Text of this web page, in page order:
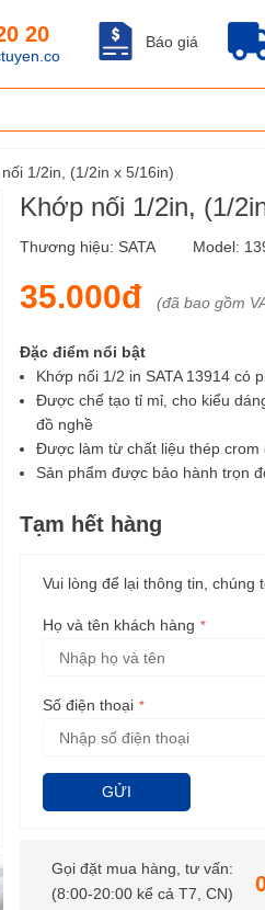
Báo giá
20
1/2in, (1/2in x 5/16in)
Khớp nối 1/2in, (1/
Thương hiệu: SATA Model:
35.000đ (đã bao gồm
Đặc điểm nổi bật
Khớp nối 1/2 in SATA 13914 có
Được chế tạo tỉ mỉ, cho kiểu
đồ nghề
Được làm từ chất liệu thép
Sản phẩm được bảo hành trọn
Tạm hết hàng
Vui lòng để lại thông tin, chúng
Họ và tên khách hàng
Số điện thoại
GỬI
Gọi đặt mua hàng, tư vấn:
(8:00-20:00 kể cả T7, CN)